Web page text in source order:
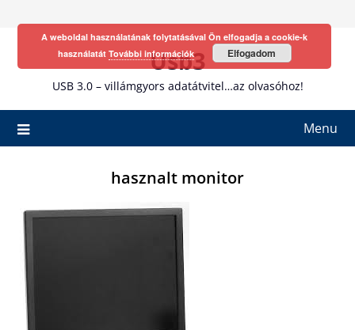
Usb3
USB 3.0 – villámgyors adatátvitel…az olvasóhoz!
Menu
hasznalt monitor
A weboldal használatának folytatásával Ön elfogadja a cookie-k
használatát További információk Elfogadom